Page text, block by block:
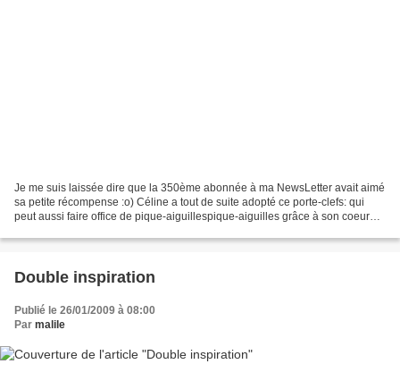
Je me suis laissée dire que la 350ème abonnée à ma NewsLetter avait aimé
sa petite récompense :o) Céline a tout de suite adopté ce porte-clefs: qui
peut aussi faire office de pique-aiguillespique-aiguilles grâce à son coeur
Double inspiration
Publié le 26/01/2009 à 08:00
Par malile